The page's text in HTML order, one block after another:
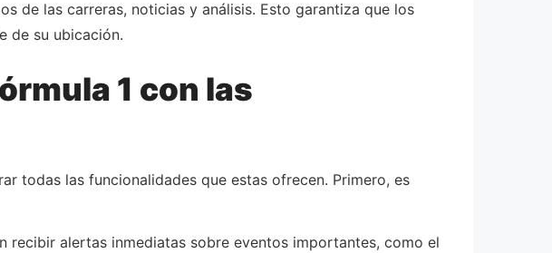
de las carreras, noticias y análisis. Esto garantiza que los
de su ubicación.
1 con las
todas las funcionalidades que estas ofrecen. Primero, es
recibir alertas inmediatas sobre eventos importantes, como el